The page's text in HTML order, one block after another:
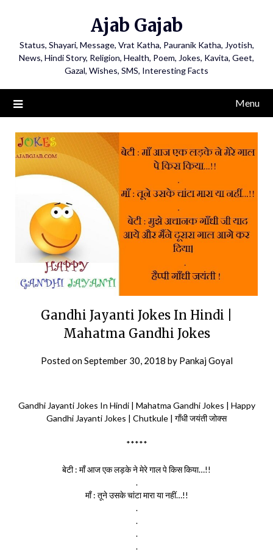
Ajab Gajab
Status, Shayari, Message, Vrat Katha, Pauranik Katha, Jyotish,
News, Hindi Story, Religion, Health, Poem, Jokes, Kavita, Geet,
Gazal, Wishes, SMS, Interesting Facts
Menu
Gandhi Jayanti Jokes In Hindi |
Mahatma Gandhi Jokes
Posted onSeptember 30, 2018 by Pankaj Goyal
Gandhi Jayanti Jokes In Hindi | Mahatma Gandhi Jokes | Happy
Gandhi Jayanti Jokes | Chutkule | गाँधी जयंती जोक्स
*****
बेटी : माँ आज एक लड़के ने मेरे गाल पे किस किया…!!
.
माँ : तूने उसके चांटा मारा या नहीं…!!
.
.
.
.